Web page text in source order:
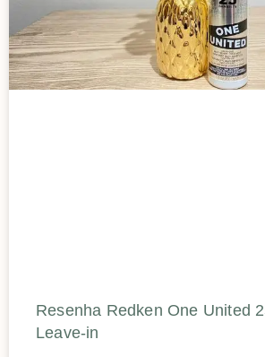
Resenha Redken One United
Leave-in